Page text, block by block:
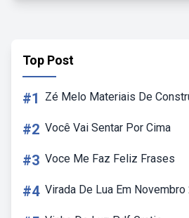
Top Post
#1 Zé Melo Materiais De
#2 Você Vai Sentar Por Cima
#3 Voce Me Faz Feliz Frases
#4 Virada De Lua Em Novembro